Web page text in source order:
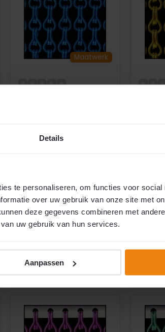
Details
te personaliseren, om functies voor social
over uw gebruik van onze site met
deze gegevens combineren met
uw gebruik van hun services.
Aanpassen
Maatwerk
Transparant
Onderhoudsvriendelijk
Uitstekende prijs- /kwaliteit
Op voorraad
per m